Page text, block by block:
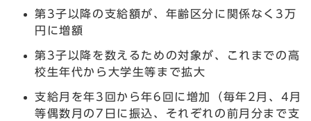
第3子以降の支給額が、年齢区分に関係なく3万
円に増額
第3子以降を数えるための対象が、これまでの高
校生年代から大学生等まで拡大
支給月を年3回から年6回に増加（毎年2月、4月
等偶数月の7日に振込、それぞれの前月分まで支